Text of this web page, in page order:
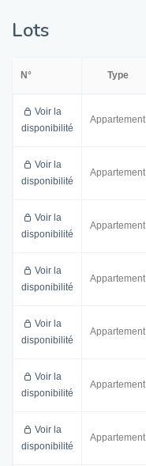
Lots
N° Type
Voir la
disponibilité
Appartement
Voir la
disponibilité
Appartement
Voir la
disponibilité
Appartement
Voir la
disponibilité
Appartement
Voir la
disponibilité
Appartement
Voir la
disponibilité
Appartement
Voir la
disponibilité
Appartement